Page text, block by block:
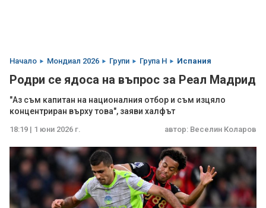
Начало Мондиал 2026 Групи Група H Испания
Родри се ядоса на въпрос за Реал Мадрид
"Аз съм капитан на националния отбор и съм изцяло
концентриран върху това", заяви халфът
18:19 | 1 юни 2026 г. автор: Веселин Коларов